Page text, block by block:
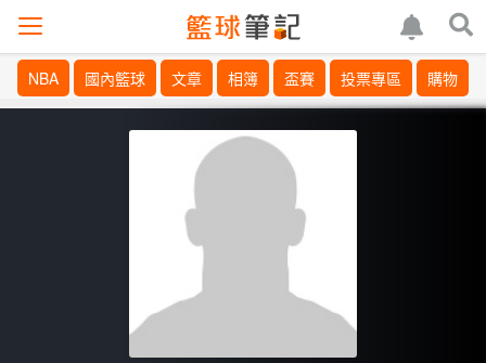
NBA 國內籃球 文章 相簿 盃賽 投票專區 購物